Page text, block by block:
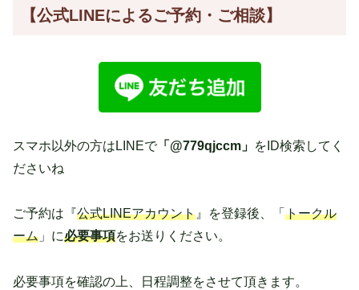
【公式LINEによるご予約・ご相談】
スマホ以外の方はLINEで「@779qjccm」 をID検索してく
ださいね
ご予約は『公式LINEアカウント 』を登録後、「 トークル
ーム 」に必要事項をお送りください。
必要事項を確認の上、日程調整をさせて頂きます。